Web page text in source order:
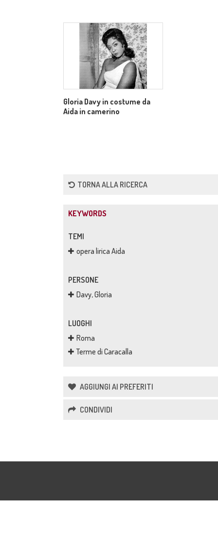
Gloria Davy in costume da
Aida in camerino
TORNA ALLA RICERCA
KEYWORDS
TEMI
opera lirica Aida
PERSONE
Davy, Gloria
LUOGHI
Roma
Terme di Caracalla
AGGIUNGI AI PREFERITI
CONDIVIDI